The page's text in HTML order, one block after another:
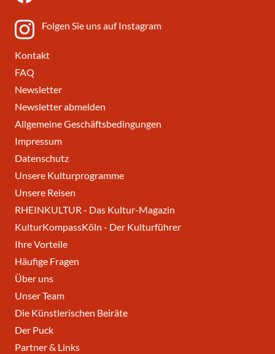
Folgen Sie uns auf Instagram
Kontakt
FAQ
Newsletter
Newsletter abmelden
Allgemeine Geschäftsbedingungen
Impressum
Datenschutz
Unsere Kulturprogramme
Unsere Reisen
RHEINKULTUR - Das Kultur-Magazin
KulturKompassKöln - Der Kulturführer
Ihre Vorteile
Häufige Fragen
Über uns
Unser Team
Die Künstlerischen Beiräte
Der Puck
Partner & Links